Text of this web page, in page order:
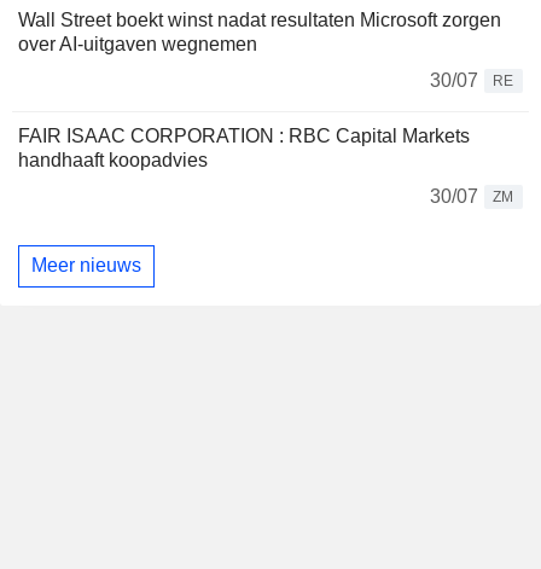
Wall Street boekt winst nadat resultaten Microsoft zorgen
over AI-uitgaven wegnemen
30/07
RE
FAIR ISAAC CORPORATION : RBC Capital Markets
handhaaft koopadvies
30/07
ZM
Meer nieuws